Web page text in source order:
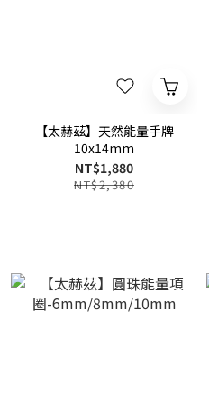
【太赫茲】天然能量手牌
10x14mm
NT$1,880
NT$2,380